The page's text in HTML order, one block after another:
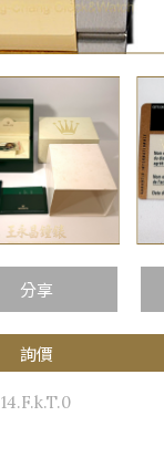
分享
詢價
14.F.k.T.0